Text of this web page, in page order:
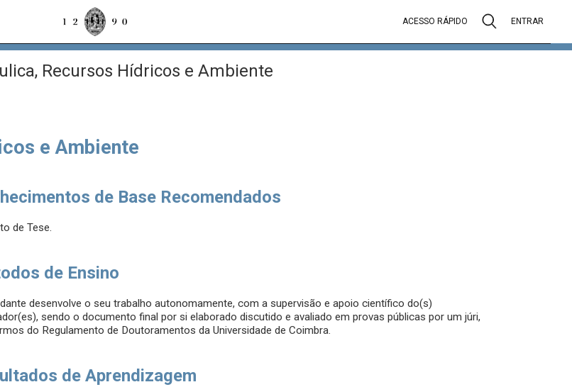
ACESSO RÁPIDO ENTRAR
Recursos Hídricos e Ambiente
e Ambiente
de Base Recomendados
de Tese.
de Ensino
desenvolve o seu trabalho autonomamente, com a supervisão e apoio científico do(s)
sendo o documento final por si elaborado discutido e avaliado em provas públicas por um júri,
do Regulamento de Doutoramentos da Universidade de Coimbra.
de Aprendizagem